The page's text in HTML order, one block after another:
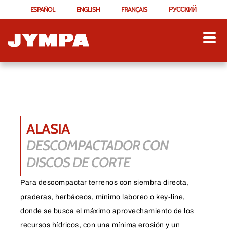
ESPAÑOL ENGLISH FRANÇAIS РУССКИЙ
ALASIA
DESCOMPACTADOR CON
DISCOS DE CORTE
Para descompactar terrenos con siembra directa,
praderas, herbáceos, mínimo laboreo o key-line,
donde se busca el máximo aprovechamiento de los
recursos hídricos, con una mínima erosión y un